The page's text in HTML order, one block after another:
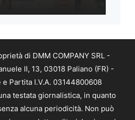
di DMM COMPANY SRL -
II, 13, 03018 Paliano (FR) -
e Partita I.V.A. 03144800608
testata giornalistica, in quanto
alcuna periodicità. Non può